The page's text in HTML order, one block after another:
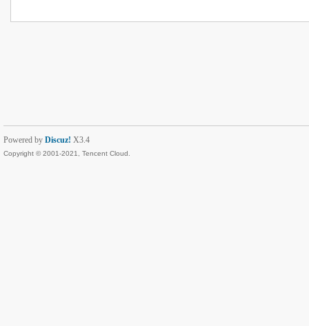
Powered by Discuz! X3.4
Copyright © 2001-2021, Tencent Cloud.